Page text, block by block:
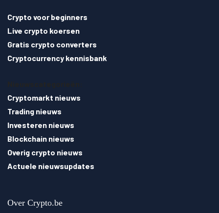
Crypto voor beginners
Live crypto koersen
Gratis crypto converters
Cryptocurrency kennisbank
Cryptomarkt nieuws
Trading nieuws
Investeren nieuws
Blockchain nieuws
Overig crypto nieuws
Actuele nieuwsupdates
Over Crypto.be